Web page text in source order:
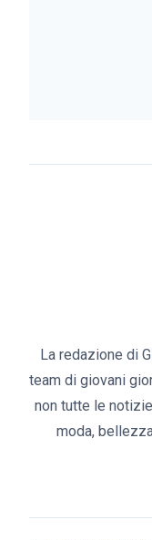
La redazione di
team di giovani
non tutte le
moda,